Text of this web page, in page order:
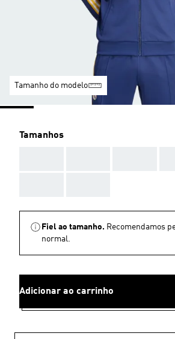
Tamanho do modelo
Tamanhos
Fiel ao tamanho. Recomendamos
normal.
Adicionar ao carrinho